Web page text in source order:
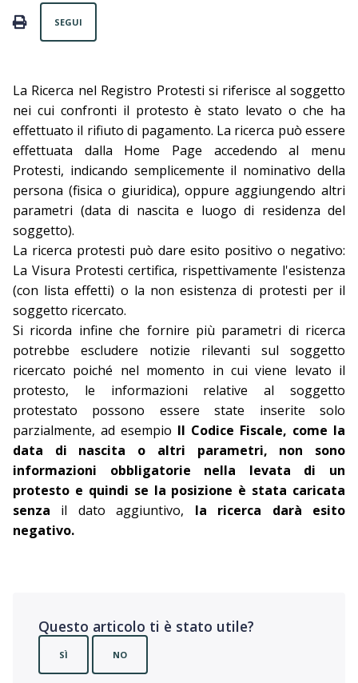
PRINT
SEGUI
La Ricerca nel Registro Protesti si riferisce al soggetto
nei cui confronti il protesto è stato levato o che ha
effettuato il rifiuto di pagamento. La ricerca può essere
effettuata dalla Home Page accedendo al menu
Protesti, indicando semplicemente il nominativo della
persona (fisica o giuridica), oppure aggiungendo altri
parametri (data di nascita e luogo di residenza del
soggetto).
La ricerca protesti può dare esito positivo o negativo:
La Visura Protesti certifica, rispettivamente l'esistenza
(con lista effetti) o la non esistenza di protesti per il
soggetto ricercato.
Si ricorda infine che fornire più parametri di ricerca
potrebbe escludere notizie rilevanti sul soggetto
ricercato poiché nel momento in cui viene levato il
protesto, le informazioni relative al soggetto
protestato possono essere state inserite solo
parzialmente, ad esempio Il Codice Fiscale, come la
data di nascita o altri parametri, non sono
informazioni obbligatorie nella levata di un
protesto e quindi se la posizione è stata caricata
senza il dato aggiuntivo, la ricerca darà esito
negativo.
Questo articolo ti è stato utile?
SÌ NO